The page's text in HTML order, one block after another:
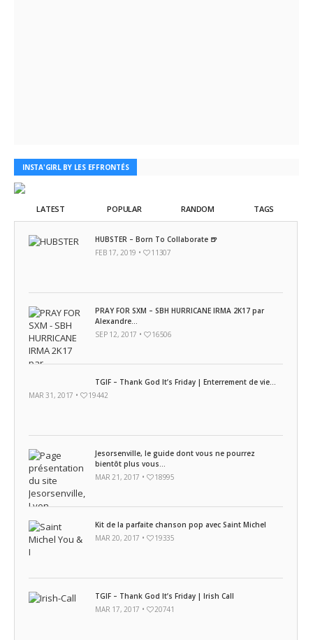
INSTA'GIRL BY LES EFFRONTÉS
LATEST POPULAR RANDOM TAGS
HUBSTER – Born To Collaborate 🍺
FEB 17, 2019 •
11307
PRAY FOR SXM – SBH HURRICANE IRMA 2K17 par
Alexandre...
SEP 12, 2017 •
16506
TGIF – Thank God It’s Friday | Enterrement de vie...
MAR 31, 2017 •
19442
Jesorsenville, le guide dont vous ne pourrez
bientôt plus vous...
MAR 21, 2017 •
18995
Kit de la parfaite chanson pop avec Saint Michel
MAR 20, 2017 •
19335
TGIF – Thank God It’s Friday | Irish Call
MAR 17, 2017 •
20741